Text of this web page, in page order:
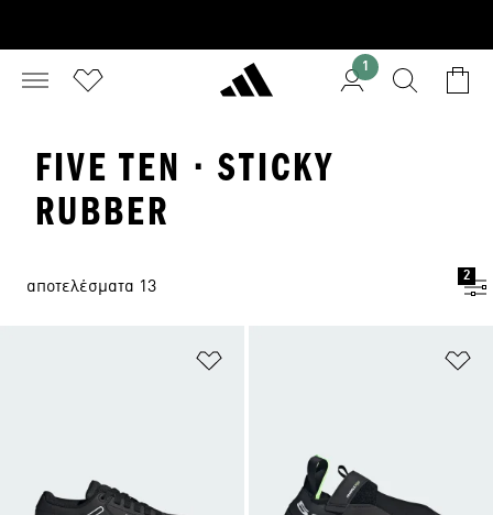
1
FIVE TEN · STICKY
RUBBER
αποτελέσματα 13
2
Προσθήκη στη Λίστα Επιθυμιών